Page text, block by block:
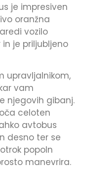
je impresiven
oranžna
vozilo
je priljubljeno
upravljalnikom,
vam
njegovih gibanj.
celoten
avtobus
desno ter se
popoln
manevrira.